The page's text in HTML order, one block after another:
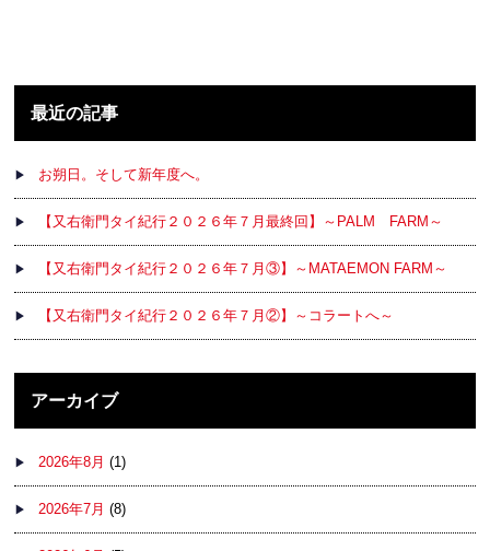
最近の記事
お朔日。そして新年度へ。
【又右衛門タイ紀行２０２６年７月最終回】～PALM FARM～
【又右衛門タイ紀行２０２６年７月③】～MATAEMON FARM～
【又右衛門タイ紀行２０２６年７月②】～コラートへ～
アーカイブ
2026年8月 (1)
2026年7月 (8)